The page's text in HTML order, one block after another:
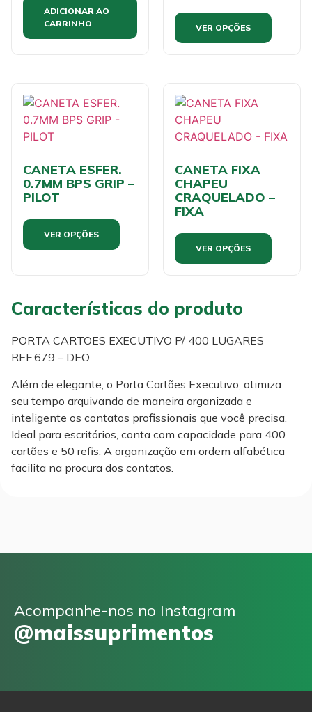
ADICIONAR AO
CARRINHO
VER OPÇÕES
CANETA ESFER.
0.7MM BPS GRIP –
PILOT
VER OPÇÕES
CANETA FIXA
CHAPEU
CRAQUELADO –
FIXA
VER OPÇÕES
Características do produto
PORTA CARTOES EXECUTIVO P/ 400 LUGARES
REF.679 – DEO
Além de elegante, o Porta Cartões Executivo, otimiza
seu tempo arquivando de maneira organizada e
inteligente os contatos profissionais que você precisa.
Ideal para escritórios, conta com capacidade para 400
cartões e 50 refis. A organização em ordem alfabética
facilita na procura dos contatos.
Acompanhe-nos no Instagram
@maissuprimentos